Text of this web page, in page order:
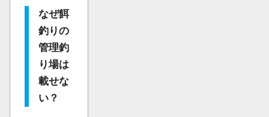
なぜ餌
釣りの
管理釣
り場は
載せな
い？